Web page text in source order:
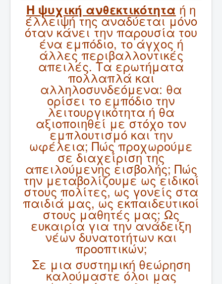
ΔΙΑΛΕΞΕΙΣ
ΕΚΔΟΣΕΙΣ
ΑΝΑΚΟΙΝΩΣΕΙΣ
ΕΠΙΚΟΙΝΩΝΙΑ
Συνεργαζόμενα Βιβλιοπωλεία
Η ψυχική ανθεκτικότητα ή η
έλλειψή της αναδύεται μόνο
όταν κάνει την παρουσία του
ένα εμπόδιο, το άγχος ή
άλλες περιβαλλοντικές
απειλές. Τα ερωτήματα
πολλαπλά και
αλληλοσυνδεόμενα: θα
ορίσει το εμπόδιο την
λειτουργικότητα ή θα
αξιοποιηθεί με στόχο τον
εμπλουτισμό και την
ωφέλεια; Πώς προχωρούμε
σε διαχείριση της
απειλούμενης εισβολής; Πώς
την μεταβολίζουμε ως ειδικοί
στους πολίτες, ως γονείς στα
παιδιά μας, ως εκπαιδευτικοί
στους μαθητές μας; Ως
ευκαιρία για την ανάδειξη
νέων δυνατοτήτων και
προοπτικών;
Σε μια συστημική θεώρηση
καλούμαστε όλοι μας